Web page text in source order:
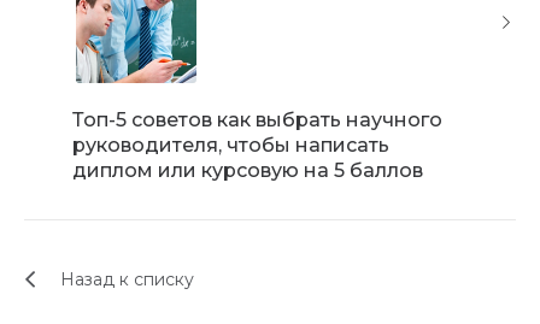
Топ-5 советов как выбрать научного
руководителя, чтобы написать
диплом или курсовую на 5 баллов
Назад к списку